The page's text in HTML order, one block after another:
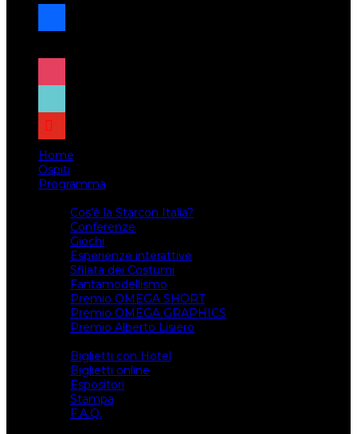
facebook
x
instagram
tiktok
youtube
Home
Ospiti
Programma
Cos’è la Starcon Italia?
Conferenze
Giochi
Esperienze interattive
Sfilata dei Costumi
Fantamodellismo
Premio OMEGA SHORT
Premio OMEGA GRAPHICS
Premio Alberto Lisiero
Biglietti con Hotel
Biglietti online
Espositori
Stampa
F.A.Q.